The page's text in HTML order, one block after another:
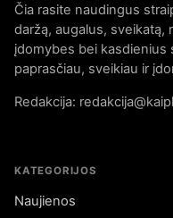
Čia rasite naudingus
daržą, augalus, sveikatą,
įdomybes bei
paprasčiau, sveikiau ir
Redakcija:
KATEGORIJOS
Naujienos